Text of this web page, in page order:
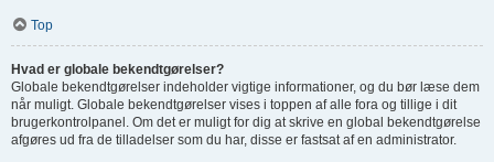
Top
Hvad er globale bekendtgørelser?
Globale bekendtgørelser indeholder vigtige informationer, og du bør læse dem
når muligt. Globale bekendtgørelser vises i toppen af alle fora og tillige i dit
brugerkontrolpanel. Om det er muligt for dig at skrive en global bekendtgørelse
afgøres ud fra de tilladelser som du har, disse er fastsat af en administrator.